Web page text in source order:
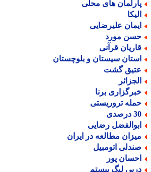
های محلی
علیرضایی
مورد
قرآنی
سیستان و بلوچستان
گشت
برنا
تروریستی
رضایی
مطالعه در ایران
اتومبیل
پور
لیگ بیستم